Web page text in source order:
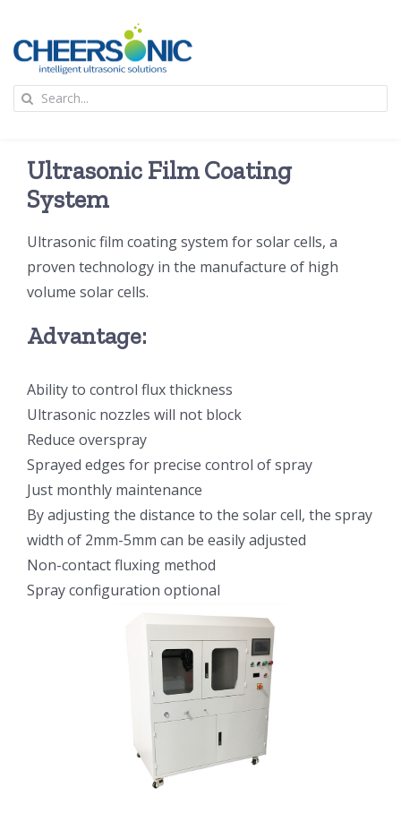
content
应用
超声波设备
光伏技术科普
锂电技术科普
半导体技术科普
医疗器械技术科普
联系我们
关于我们
中文
中文
Search
Ultrasonic Film Coating
System
Ultrasonic film coating system for solar cells, a
proven technology in the manufacture of high
volume solar cells.
Advantage:
Ability to control flux thickness
Ultrasonic nozzles will not block
Reduce overspray
Sprayed edges for precise control of spray
Just monthly maintenance
By adjusting the distance to the solar cell, the spray
width of 2mm-5mm can be easily adjusted
Non-contact fluxing method
Spray configuration optional